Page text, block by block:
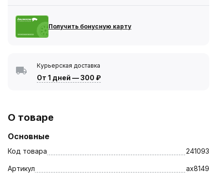
Получить бонусную карту
Курьерская доставка
От 1 дней —300 ₽
О товаре
Основные
Код товара 241093
Артикул ax8149